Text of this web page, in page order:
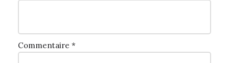
Commentaire *